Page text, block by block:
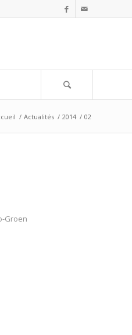
/ Actualités / 2014 / 02
Groen